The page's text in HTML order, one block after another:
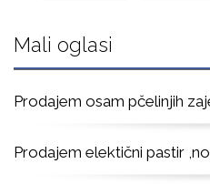
Mali oglasi
Prodajem osam pčelinjih
Prodajem elektični pastir